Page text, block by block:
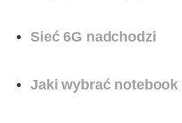
Sieć 6G nadchodzi
Jaki wybrać notebook